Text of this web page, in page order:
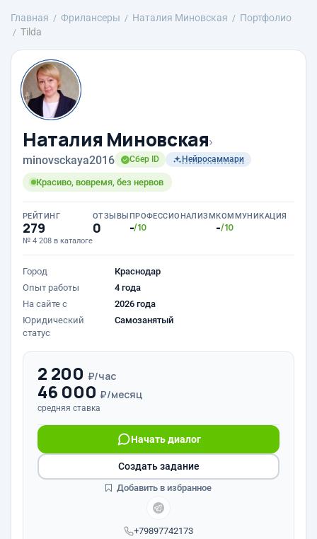
Главная Фрилансеры Наталия Миновская
Портфолио
Tilda
Наталия Миновская›
minovsckaya2016 Сбер ID Нейросаммари
Красиво, вовремя, без нервов
РЕЙТИНГ
279
№ 4 208 в каталоге
ОТЗЫВЫ
0
ПРОФЕССИОНАЛИЗМ
-/10
КОММУНИКАЦИЯ
-/10
Город
Краснодар
Опыт работы
4 года
На сайте с
2026 года
Юридический
статус
Самозанятый
2 200 ₽/час
46 000 ₽/месяц
средняя ставка
+79897742173
Начать диалог
Создать задание
Добавить в избранное